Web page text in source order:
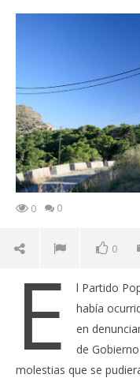
0 0
0
E
l Partido
había
en
de
molestias que se